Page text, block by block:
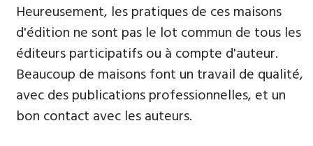
​Heureusement, les pratiques de ces maisons
d'édition ne sont pas le lot commun de tous les
éditeurs participatifs ou à compte d'auteur.
Beaucoup de maisons font un travail de qualité,
avec des publications professionnelles, et un
bon contact avec les auteurs.